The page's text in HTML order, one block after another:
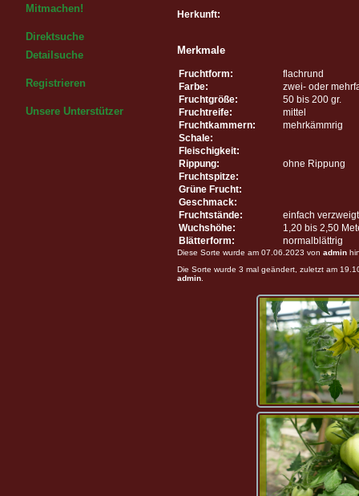
Mitmachen!
Direktsuche
Detailsuche
Registrieren
Unsere Unterstützer
Herkunft:
Merkmale
Fruchtform:
flachrund
Farbe:
zwei- oder
Fruchtgröße:
50 bis 200 gr.
Fruchtreife:
mittel
Fruchtkammern:
mehrkämmrig
Schale:
Fleischigkeit:
Rippung:
ohne Rippung
Fruchtspitze:
Grüne Frucht:
Geschmack:
Fruchtstände:
einfach verzweigt
Wuchshöhe:
1,20 bis 2,50
Blätterform:
normalblättrig
Diese Sorte wurde am 07.06.2023 von admin
Die Sorte wurde 3 mal geändert, zuletzt am
admin